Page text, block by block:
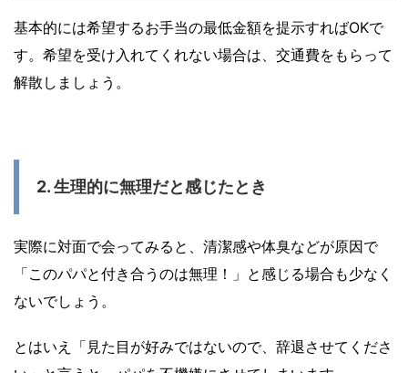
基本的には希望するお手当の最低金額を提示すればOKで
す。希望を受け入れてくれない場合は、交通費をもらって
解散しましょう。
2. 生理的に無理だと感じたとき
実際に対面で会ってみると、清潔感や体臭などが原因で
「このパパと付き合うのは無理！」と感じる場合も少なく
ないでしょう。
とはいえ「見た目が好みではないので、辞退させてくださ